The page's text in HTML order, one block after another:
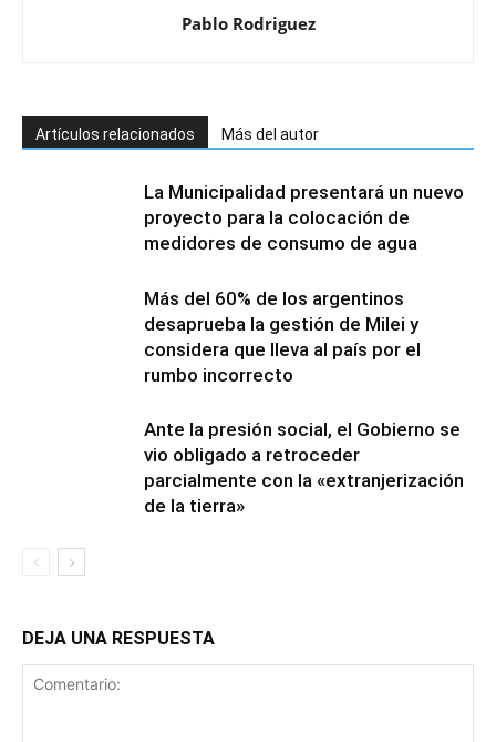
Pablo Rodriguez
Artículos relacionados Más del autor
La Municipalidad presentará un nuevo
proyecto para la colocación de
medidores de consumo de agua
Más del 60% de los argentinos
desaprueba la gestión de Milei y
considera que lleva al país por el
rumbo incorrecto
Ante la presión social, el Gobierno se
vio obligado a retroceder
parcialmente con la «extranjerización
de la tierra»
DEJA UNA RESPUESTA